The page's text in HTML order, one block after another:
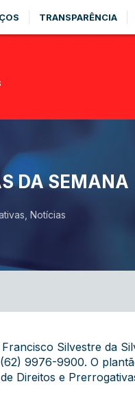
TRANSPARÊNCIA
DA SEMANA
Notícias
Silvestre da
9976-9900. O
Direitos e